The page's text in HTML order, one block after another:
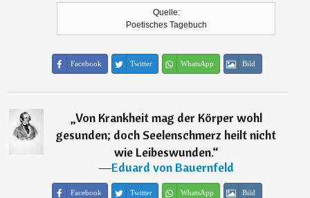
Quelle:
Poetisches Tagebuch
Facebook Twitter WhatsApp Bild
„Von Krankheit mag der Körper wohl
gesunden; doch Seelenschmerz heilt nicht
wie Leibeswunden.“
―Eduard von Bauernfeld
Facebook Twitter WhatsApp Bild